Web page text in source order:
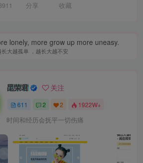
分享 收藏
lonely, more grow up more uneasy.
长大越孤单 ，越长大越不安
昆荣君 关注
611 2 2 1922W+
时间和经历会抚平一切伤痛